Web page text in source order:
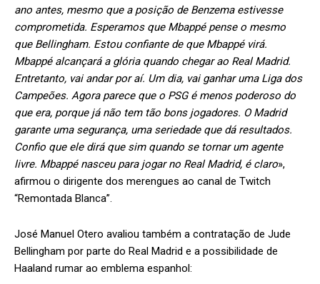
ano antes, mesmo que a posição de Benzema estivesse
comprometida. Esperamos que Mbappé pense o mesmo
que Bellingham. Estou confiante de que Mbappé virá.
Mbappé alcançará a glória quando chegar ao Real Madrid.
Entretanto, vai andar por aí. Um dia, vai ganhar uma Liga dos
Campeões. Agora parece que o PSG é menos poderoso do
que era, porque já não tem tão bons jogadores. O Madrid
garante uma segurança, uma seriedade que dá resultados.
Confio que ele dirá que sim quando se tornar um agente
livre. Mbappé nasceu para jogar no Real Madrid, é claro»,
afirmou o dirigente dos merengues ao canal de Twitch
“Remontada Blanca”.
José Manuel Otero avaliou também a contratação de Jude
Bellingham por parte do Real Madrid e a possibilidade de
Haaland rumar ao emblema espanhol: